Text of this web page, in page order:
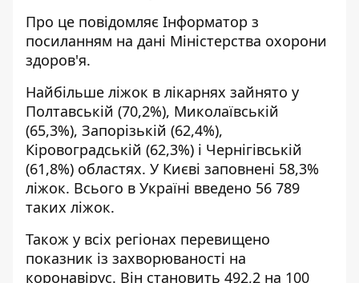
Про це повідомляє Інформатор з
посиланням на дані Міністерства охорони
здоров'я.
Найбільше ліжок в лікарнях зайнято у
Полтавській (70,2%), Миколаївській
(65,3%), Запорізькій (62,4%),
Кіровоградській (62,3%) і Чернігівській
(61,8%) областях. У Києві заповнені 58,3%
ліжок. Всього в Україні введено 56 789
таких ліжок.
Також у всіх регіонах перевищено
показник із захворюваності на
коронавірус. Він становить 492,2 на 100